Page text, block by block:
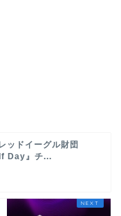
ッドイーグル財団
Day』チ...